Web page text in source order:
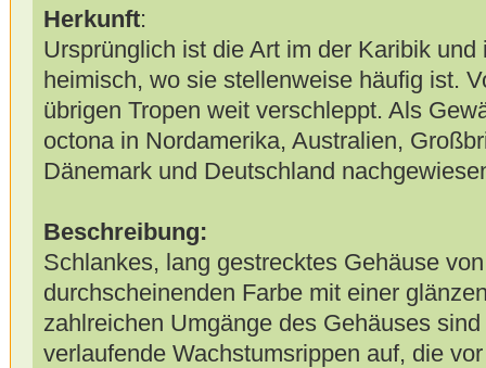
Herkunft:
Ursprünglich ist die Art im der Karibik
heimisch, wo sie stellenweise häufig ist.
übrigen Tropen weit verschleppt. Als
octona in Nordamerika, Australien,
Dänemark und Deutschland
Beschreibung:
Schlankes, lang gestrecktes Gehäuse
durchscheinenden Farbe mit einer
zahlreichen Umgänge des Gehäuses
verlaufende Wachstumsrippen auf, die